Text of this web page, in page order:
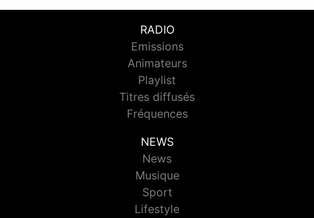
RADIO
Emissions
Animateurs
Playlist
Titres diffusés
Fréquences
NEWS
News
Musique
Sport
Lifestyle